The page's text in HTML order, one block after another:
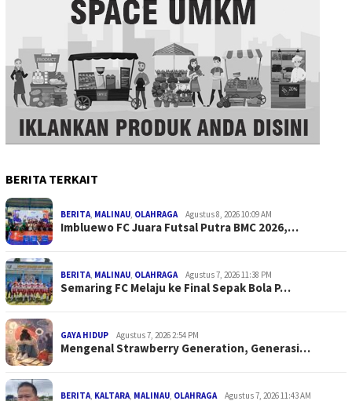
BERITA TERKAIT
BERITA, MALINAU, OLAHRAGA Agustus 8, 2026 10:09 AM
Imbluewo FC Juara Futsal Putra BMC 2026,…
BERITA, MALINAU, OLAHRAGA Agustus 7, 2026 11:38 PM
Semaring FC Melaju ke Final Sepak Bola P…
GAYA HIDUP Agustus 7, 2026 2:54 PM
Mengenal Strawberry Generation, Generasi…
BERITA, KALTARA, MALINAU, OLAHRAGA Agustus 7, 2026 11:43 AM